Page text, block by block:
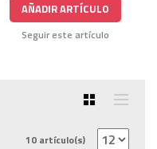
AÑADIR ARTÍCULO
Seguir este artículo
10 artículo(s)